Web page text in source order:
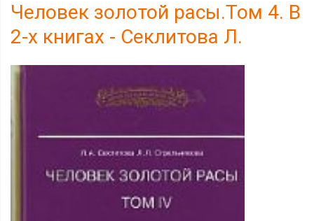
Человек золотой расы.Том 4. В
2-х книгах - Секлитова Л.